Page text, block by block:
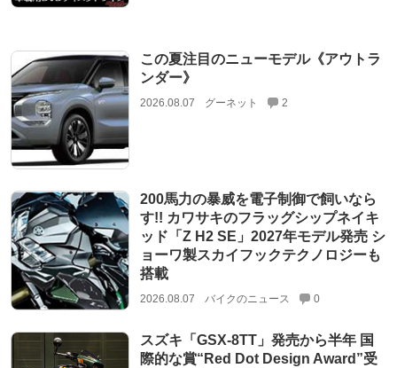
この夏注目のニューモデル《アウトラ
ンダー》
2026.08.07 グーネット 2
200馬力の暴威を電子制御で飼いなら
す!! カワサキのフラッグシップネイキ
ッド「Z H2 SE」2027年モデル発売 シ
ョーワ製スカイフックテクノロジーも
搭載
2026.08.07 バイクのニュース 0
スズキ「GSX-8TT」発売から半年 国
際的な賞“Red Dot Design Award”受